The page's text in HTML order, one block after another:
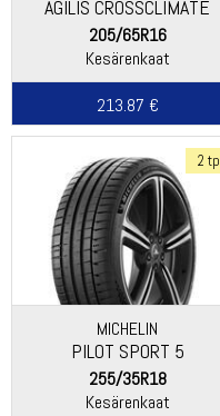
AGILIS CROSSCLIMATE
205/65R16
Kesärenkaat
213.87 €
2 tp
MICHELIN
PILOT SPORT 5
255/35R18
Kesärenkaat